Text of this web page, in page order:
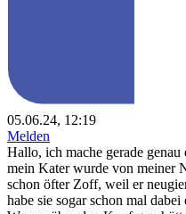
05.06.24, 12:19
Melden
Hallo, ich mache gerade
mein Kater wurde von meiner
schon öfter Zoff, weil er
habe sie sogar schon mal